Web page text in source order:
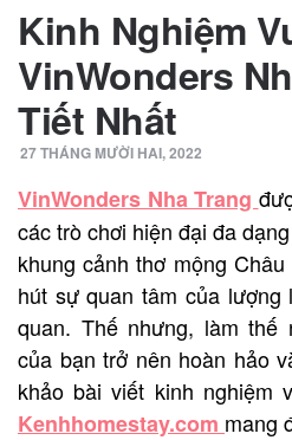
Kinh Nghiệm
VinWonders
Tiết Nhất
27 THÁNG MƯỜI HAI, 2022
VinWonders Nha Trang
các trò chơi hiện đại đa
khung cảnh thơ mộng
hút sự quan tâm của lượng
quan. Thế nhưng, làm thế
của bạn trở nên hoàn hảo
khảo bài viết kinh nghiệm
Kenhhomestay.com mang